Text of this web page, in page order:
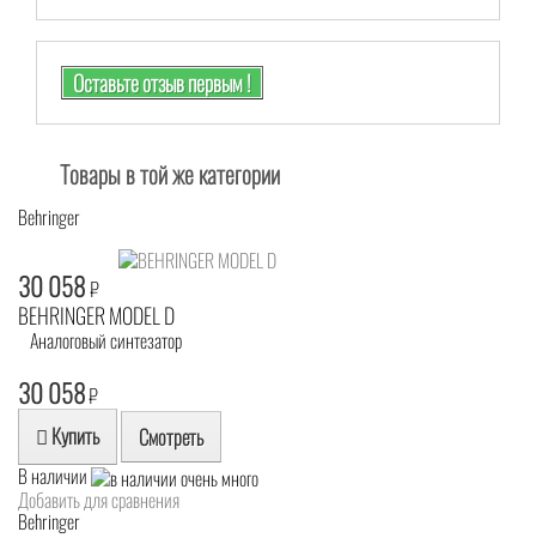
Оставьте отзыв первым !
Товары в той же категории
Behringer
30 058₽
BEHRINGER MODEL D
Аналоговый синтезатор
30 058₽
Купить Смотреть
В наличии
Добавить для сравнения
Behringer